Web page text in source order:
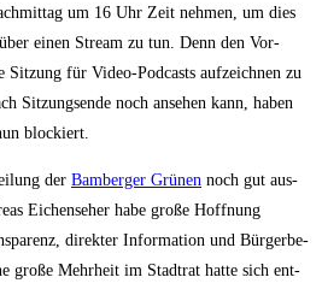
um 16 Uhr Zeit neh­men, um dies
einen Stream zu tun. Denn den Vor­
für Video-Pod­casts auf­zeich­nen zu
Sit­zungs­en­de noch anse­hen kann, haben
blockiert.
der Bam­ber­ger Grü­nen noch gut aus­
Eichen­se­her habe gro­ße Hoff­nung
direk­ter Infor­ma­ti­on und Bür­ger­be­
gro­ße Mehr­heit im Stadt­rat hat­te sich ent­